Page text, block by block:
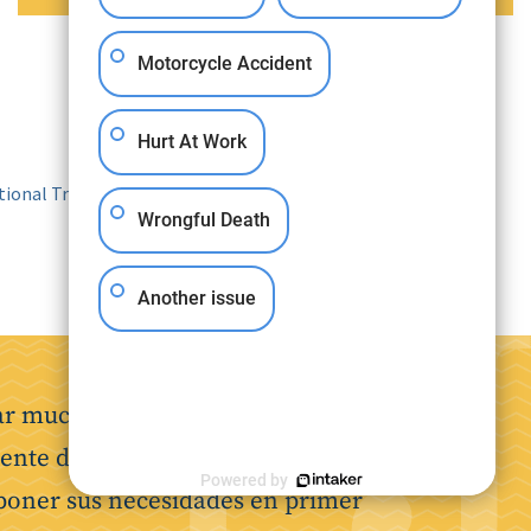
mucho tiempo. Nuestro objetivo
de vehículo de motor o en el
sus necesidades en primer
Motorcycle Accident
Hurt At Work
Wrongful Death
Another issue
Powered by